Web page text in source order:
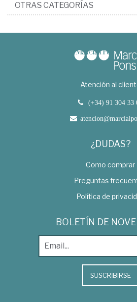
OTRAS CATEGORÍAS
Atención al
(+34) 91 304 33
¿DUDAS?
Como comprar
Preguntas
Política de
BOLETÍN DE
SUSCRIBIRSE